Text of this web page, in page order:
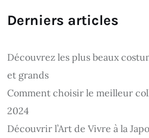
Derniers articles
Découvrez les plus beaux
et grands
Comment choisir le meilleur
2024
Découvrir l’Art de Vivre à la